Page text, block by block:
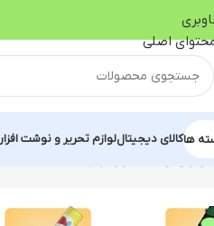
اصلی
هاکالای دیجیتاللوازم تحریر و نوشت افزار
و نوشت افزار